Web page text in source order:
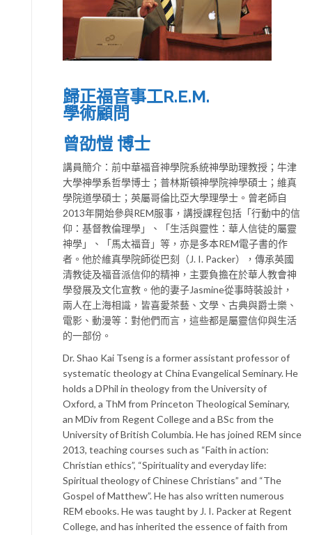
歸正福音事工R.E.M.
學術顧問
曾劭愷 博士
講員簡介：前中華福音神學院系統神學助理教授；牛津
大學神學系哲學博士；普林斯頓神學院神學碩士；維真
學院道學碩士；英屬哥倫比亞大學理學士。曾老師自
2013年開始參與REM服事，講授課程包括「行動中的信
仰：基督教倫理學」、「生活與靈性：華人信徒的屬靈
神學」、「馬太福音」等，亦是多本REM電子書的作
者。他於維真學院師從巴刻（J. I. Packer），傳承英國
清教徒及福音派信仰的精神，主要負擔在於華人教會神
學發展及文化宣教。他的妻子Jasmine從事時裝設計，
兩人在上海相識，皆喜愛茶藝、文學、古典與爵士樂、
電影、動漫等：對他們而言，這些都是屬靈信仰與生活
的一部份。
Dr. Shao Kai Tseng is a former assistant professor of
systematic theology at China Evangelical Seminary. He
holds a DPhil in theology from the University of
Oxford, a ThM from Princeton Theological Seminary,
an MDiv from Regent College and a BSc from the
University of British Columbia. He has joined REM since
2013, teaching courses such as “Faith in action:
Christian ethics”, “Spirituality and everyday life:
Spiritual theology of Chinese Christians” and “The
Gospel of Matthew”. He has also written numerous
REM ebooks. He was taught by J. I. Packer at Regent
College, and has inherited the essence of faith from